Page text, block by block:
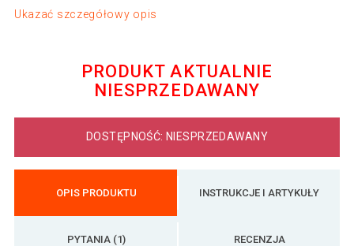
Ukazać szczegółowy opis
PRODUKT AKTUALNIE
NIESPRZEDAWANY
DOSTĘPNOŚĆ: NIESPRZEDAWANY
OPIS PRODUKTU INSTRUKCJE I ARTYKUŁY
PYTANIA (1) RECENZJA